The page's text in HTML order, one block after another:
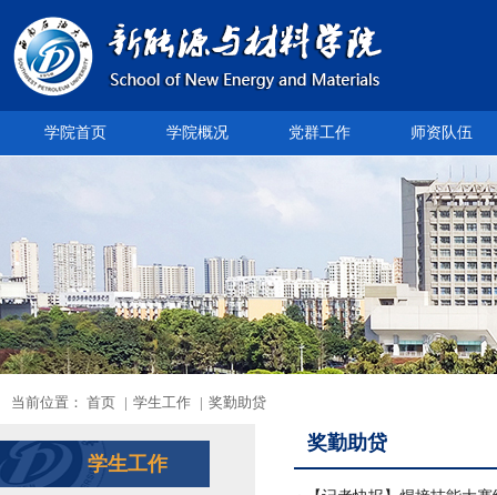
学院首页 学院概况 党群工作 师资队伍
当前位置： 首页 | 学生工作 | 奖勤助贷
学生工作
奖勤助贷